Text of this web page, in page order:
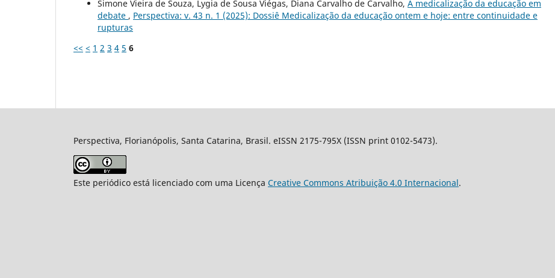
Simone Vieira de Souza, Lygia de Sousa Viégas, Diana Carvalho de Carvalho, A medicalização da educação em
debate , Perspectiva: v. 43 n. 1 (2025): Dossiê Medicalização da educação ontem e hoje: entre continuidade e
rupturas
<< < 1 2 3 4 5 6
Perspectiva, Florianópolis, Santa Catarina, Brasil. eISSN 2175-795X (ISSN print 0102-5473).
Este periódico está licenciado com uma Licença Creative Commons Atribuição 4.0 Internacional.